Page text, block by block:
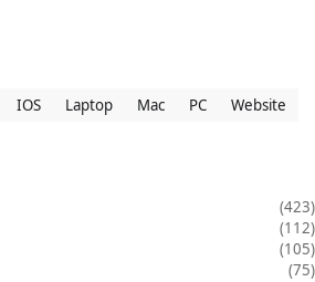
IOS Laptop Mac PC
Website
(423)
(112)
(105)
(75)